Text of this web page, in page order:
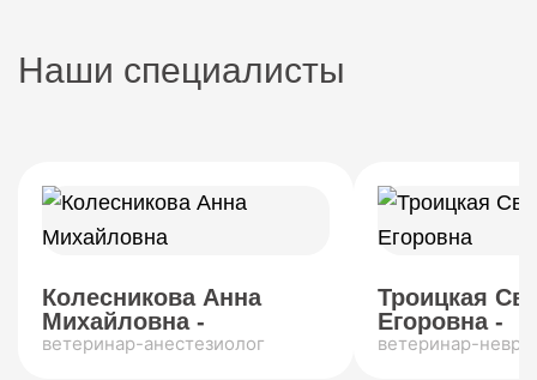
Наши специалисты
Колесникова Анна
Михайловна -
ветеринар-анестезиолог
Троицкая
Егоровна -
ветеринар-